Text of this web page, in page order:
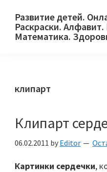
primary
main
primary
Развитие детей.
Раскраски.
Математика.
и
родителей.
клипарт
Клипарт
06.02.2011 by Editor
Картинки сердечки,